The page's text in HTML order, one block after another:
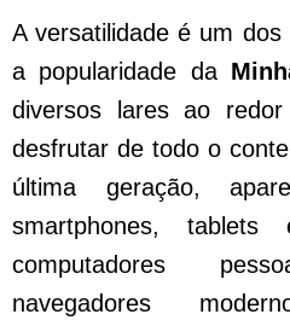
A versatilidade é um
a popularidade da
diversos lares ao
desfrutar de todo o
última geração,
smartphones,
computadores
navegadores